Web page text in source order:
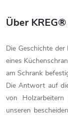
Über KREG®
Die Geschichte
eines
am Schrank
Die Antwort auf
von
unseren